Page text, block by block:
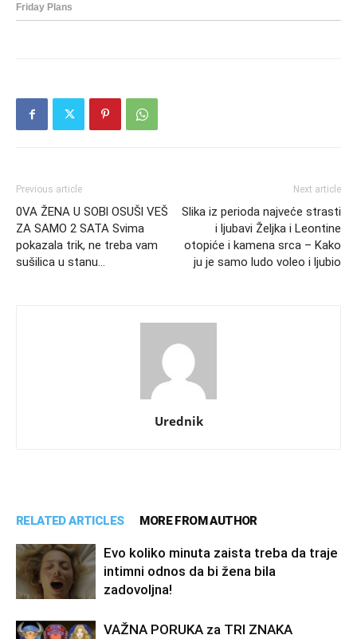
Previous article
0VA ŽENA U SOBl OSUŠl VEŠ
ZA SAMO 2 SATA Svima
pokazala trik, ne treba vam
sušilica u stanu…
Next article
Slika iz perioda najveće strasti
i ljubavi Željka i Leontine
otopiće i kamena srca – Kako
ju je samo ludo voleo i ljubio
Urednik
RELATED ARTICLES MORE FROM AUTHOR
Evo koliko minuta zaista treba da traje
intimni odnos da bi žena bila
zadovoljna!
VAŽNA PORUKA za TRI ZNAKA